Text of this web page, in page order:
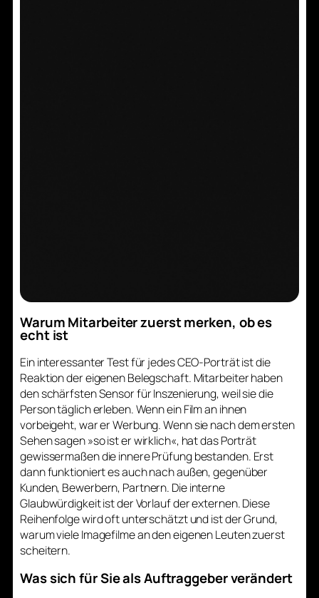
Warum Mitarbeiter zuerst merken, ob es
echt ist
Ein interessanter Test für jedes CEO-Porträt ist die
Reaktion der eigenen Belegschaft. Mitarbeiter haben
den schärfsten Sensor für Inszenierung, weil sie die
Person täglich erleben. Wenn ein Film an ihnen
vorbeigeht, war er Werbung. Wenn sie nach dem ersten
Sehen sagen »so ist er wirklich«, hat das Porträt
gewissermaßen die innere Prüfung bestanden. Erst
dann funktioniert es auch nach außen, gegenüber
Kunden, Bewerbern, Partnern. Die interne
Glaubwürdigkeit ist der Vorlauf der externen. Diese
Reihenfolge wird oft unterschätzt und ist der Grund,
warum viele Imagefilme an den eigenen Leuten zuerst
scheitern.
Was sich für Sie als Auftraggeber verändert